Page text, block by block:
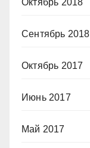
Сентябрь 2018
Октябрь 2017
Июнь 2017
Май 2017